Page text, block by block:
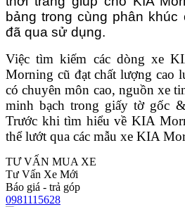
bảng trong cùng phân
đã qua sử dụng.
Việc tìm kiếm các dòng xe
Morning cũ đạt chất lượng cao
có chuyên môn cao, nguồn xe
minh bạch trong giấy tờ gốc
Trước khi tìm hiểu về KIA
thể lướt qua các mẫu xe KIA
TƯ VẤN MUA XE
Tư Vấn Xe Mới
Báo giá - trả góp
0981115628